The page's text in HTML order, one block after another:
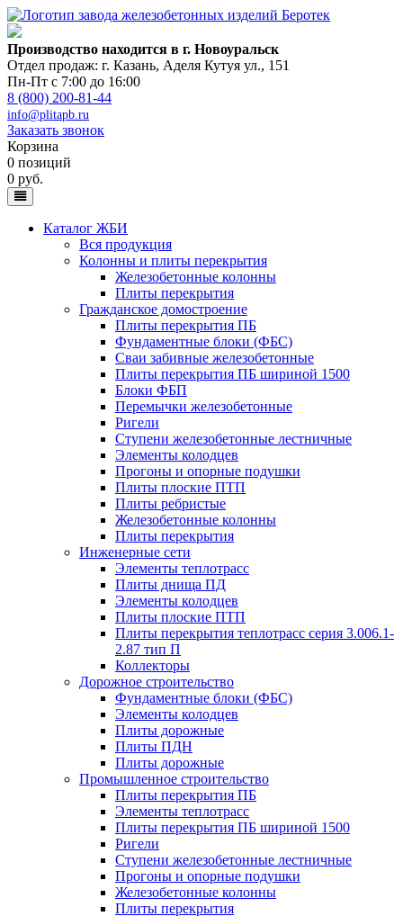
Производство находится в г. Новоуральск
Отдел продаж: г. Казань, Аделя Кутуя ул., 151
Пн-Пт с 7:00 до 16:00
8 (800) 200-81-44
info@plitapb.ru
Заказать звонок
Корзина
0 позиций
0 руб.
Каталог ЖБИ
Вся продукция
Колонны и плиты перекрытия
Железобетонные колонны
Плиты перекрытия
Гражданское домостроение
Плиты перекрытия ПБ
Фундаментные блоки (ФБС)
Сваи забивные железобетонные
Плиты перекрытия ПБ шириной 1500
Блоки ФБП
Перемычки железобетонные
Ригели
Ступени железобетонные лестничные
Элементы колодцев
Прогоны и опорные подушки
Плиты плоские ПТП
Плиты ребристые
Железобетонные колонны
Плиты перекрытия
Инженерные сети
Элементы теплотрасс
Плиты днища ПД
Элементы колодцев
Плиты плоские ПТП
Плиты перекрытия теплотрасс серия 3.006.1-
2.87 тип П
Коллекторы
Дорожное строительство
Фундаментные блоки (ФБС)
Элементы колодцев
Плиты дорожные
Плиты ПДН
Плиты дорожные
Промышленное строительство
Плиты перекрытия ПБ
Элементы теплотрасс
Плиты перекрытия ПБ шириной 1500
Ригели
Ступени железобетонные лестничные
Прогоны и опорные подушки
Железобетонные колонны
Плиты перекрытия